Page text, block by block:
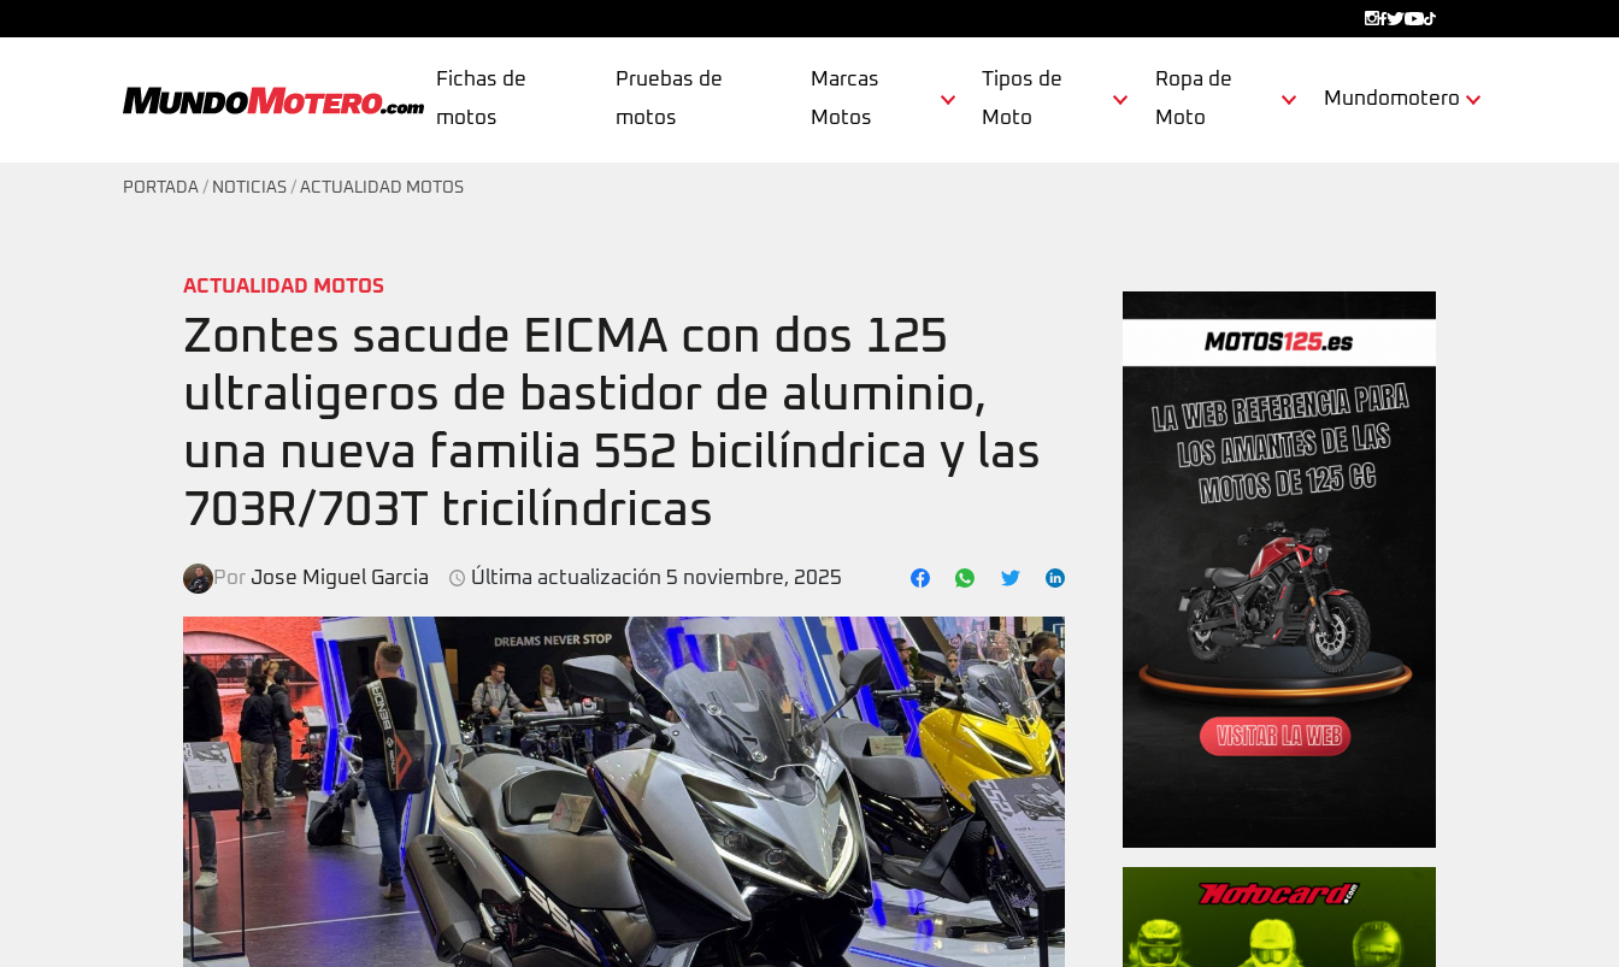
Fichas de
motos
Pruebas de
motos
Marcas
Motos
Tipos de
Moto
Ropa de
Moto
Mundomotero
PORTADA / NOTICIAS / ACTUALIDAD MOTOS
ACTUALIDAD MOTOS
Zontes sacude EICMA con dos 125
ultraligeros de bastidor de aluminio,
una nueva familia 552 bicilíndrica y las
703R/703T tricilíndricas
Por Jose Miguel Garcia Última actualización 5 noviembre, 2025